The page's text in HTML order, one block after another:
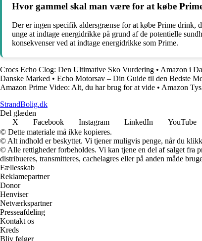
Hvor gammel skal man være for at købe
Der er ingen specifik aldersgrænse for at købe Prime
unge at indtage energidrikke på grund af de potentielle
konsekvenser ved at indtage energidrikke som Prime.
Crocs Echo Clog: Den Ultimative Sko Vurdering • Amazon i
Danske Marked • Echo Motorsav – Din Guide til den Bedste
Amazon Prime Video: Alt, du har brug for at vide • Amazon
StrandBolig.dk
Del glæden
X
Facebook Instagram LinkedIn YouTube
© Dette materiale må ikke kopieres.
© Alt indhold er beskyttet. Vi tjener muligvis penge, når du
© Alle rettigheder forbeholdes. Vi kan tjene en del af salget fra
distribueres, transmitteres, cachelagres eller på anden måde
Fællesskab
Reklamepartner
Donor
Henviser
Netværkspartner
Presseafdeling
Kontakt os
Kreds
Bliv følger